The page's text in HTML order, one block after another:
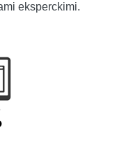
eksperckimi.